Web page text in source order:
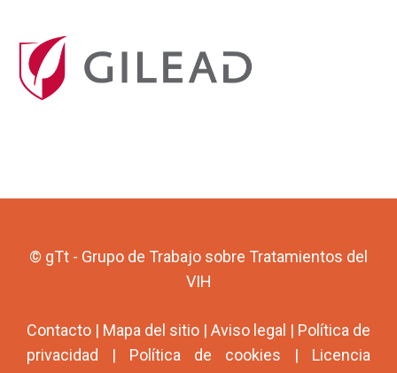
© gTt - Grupo de Trabajo sobre Tratamientos del
VIH
Contacto | Mapa del sitio | Aviso legal | Política de
privacidad | Política de cookies | Licencia